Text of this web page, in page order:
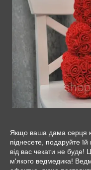
Якщо ваша дама серця
піднесете, подаруйте їй
від вас чекати не буде!
м'якого ведмедика!